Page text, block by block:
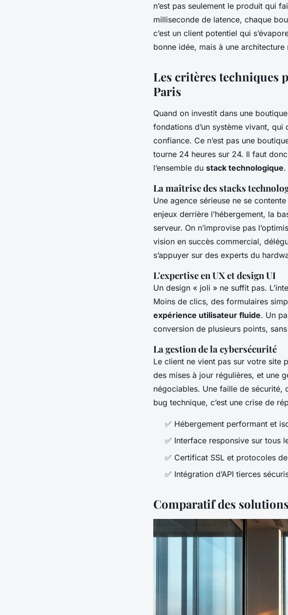
n’est pas seulement le produit qui
milliseconde de latence, chaque
c’est un client potentiel qui
bonne idée, mais à une
Les critères techniques
Paris
Quand on investit dans une
fondations d’un système vivant,
confiance. Ce n’est pas une
tourne 24 heures sur 24. Il faut
l’ensemble du stack technologique.
La maîtrise des stacks
Une agence sérieuse ne se
enjeux derrière l’hébergement, la
serveur. On n’improvise pas
vision en succès commercial,
s’appuyer sur des experts du
L'expertise en UX et design UI
Un design « joli » ne suffit pas.
Moins de clics, des formulaires
expérience utilisateur fluide. Un
conversion de plusieurs points,
La gestion de la cybersécurité
Le client ne vient pas sur votre site
des mises à jour régulières, et une
négociables. Une faille de sécurité,
bug technique, c’est une crise de
✅ Hébergement performant et
✅ Interface responsive sur tous
✅ Certificat SSL et protocoles
✅ Intégration d’API tierces
Comparatif des